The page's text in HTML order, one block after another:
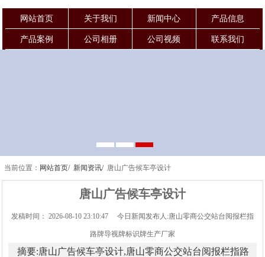
网站首页 关于我们 新闻中心 产品信息
产品案例 公司相册 公司视频 联系我们
当前位置： 网站首页/ 新闻资讯/ 唐山广告候车亭设计
唐山广告候车亭设计
发稿时间： 2026-08-10 23:10:47 今日新闻发布人:唐山零商公交站台阅报栏指
路牌导视牌标识牌生产厂家
摘要:唐山广告候车亭设计,唐山零商公交站台阅报栏指路